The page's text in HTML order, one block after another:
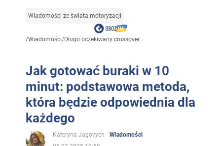
Wiadomości ze świata motoryzacji
/Wiadomości/Długo oczekiwany crossover...
Jak gotować buraki w 10
minut: podstawowa metoda,
która będzie odpowiednia dla
każdego
Kateryna Jagovych
Wiadomości